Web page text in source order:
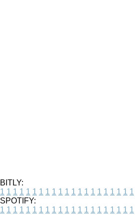
BITLY:
1 1 1 1 1 1 1 1 1 1 1 1 1 1 1 1 1 1 1 1 1
SPOTIFY:
1 1 1 1 1 1 1 1 1 1 1 1 1 1 1 1 1 1 1 1 1